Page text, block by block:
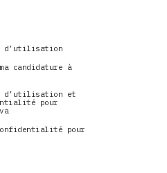
d’utilisation
candidature à
d’utilisation et
pour
pour